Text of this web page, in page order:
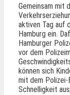
Gemeinsam mit
aktiven Tag auf
Hamburg ein.
Hamburger
vor dem
können sich
mit dem Polizei-
Schnelligkeit